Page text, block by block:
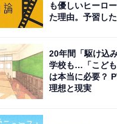
も優しいヒーロ
た理由。予習し
20年間「駆け込
学校も…「こども
は本当に必要？
理想と現実